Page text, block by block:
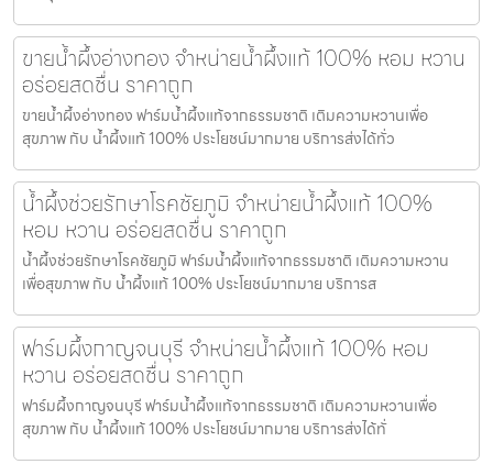
ขายน้ำผึ้งอ่างทอง จำหน่ายน้ำผึ้งแท้ 100% หอม หวาน
อร่อยสดชื่น ราคาถูก
ขายน้ำผึ้งอ่างทอง ฟาร์มน้ำผึ้งแท้จากธรรมชาติ เติมความหวานเพื่อ
สุขภาพ กับ น้ำผึ้งแท้ 100% ประโยชน์มากมาย บริการส่งได้ทั่ว
น้ำผึ้งช่วยรักษาโรคชัยภูมิ จำหน่ายน้ำผึ้งแท้ 100%
หอม หวาน อร่อยสดชื่น ราคาถูก
น้ำผึ้งช่วยรักษาโรคชัยภูมิ ฟาร์มน้ำผึ้งแท้จากธรรมชาติ เติมความหวาน
เพื่อสุขภาพ กับ น้ำผึ้งแท้ 100% ประโยชน์มากมาย บริการส
ฟาร์มผึ้งกาญจนบุรี จำหน่ายน้ำผึ้งแท้ 100% หอม
หวาน อร่อยสดชื่น ราคาถูก
ฟาร์มผึ้งกาญจนบุรี ฟาร์มน้ำผึ้งแท้จากธรรมชาติ เติมความหวานเพื่อ
สุขภาพ กับ น้ำผึ้งแท้ 100% ประโยชน์มากมาย บริการส่งได้ทั่